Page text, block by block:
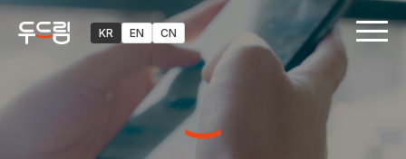
KR EN CN